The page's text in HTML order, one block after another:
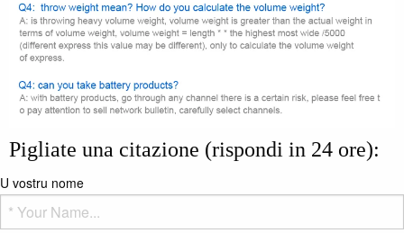
Pigliate una citazione (rispondi in 24 ore):
U vostru nome